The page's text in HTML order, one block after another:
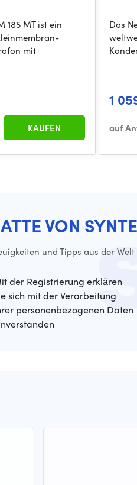
185 MT ist ein
mit
KAUFEN
Das
1
auf
VON
und Tipps aus der
der Registrierung erklären
sich mit der Verarbeitung
personenbezogenen Daten